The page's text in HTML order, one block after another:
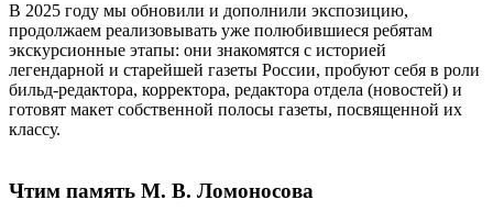
В 2025 году мы обновили и дополнили экспозицию,
продолжаем реализовывать уже полюбившиеся ребятам
экскурсионные этапы: они знакомятся с историей
легендарной и старейшей газеты России, пробуют себя в роли
бильд-редактора, корректора, редактора отдела (новостей) и
готовят макет собственной полосы газеты, посвященной их
классу.
Чтим память М. В. Ломоносова